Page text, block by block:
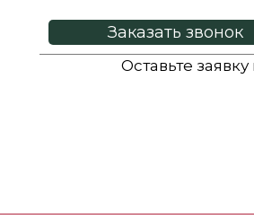
Заказать звонок
Оставьте